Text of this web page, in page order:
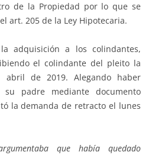
de la Propiedad por lo que se
art. 205 de la Ley Hipotecaria.
adquisición a los colindantes,
el colindante del pleito la
de 2019. Alegando haber
padre mediante documento
la demanda de retracto el lunes
que había quedado